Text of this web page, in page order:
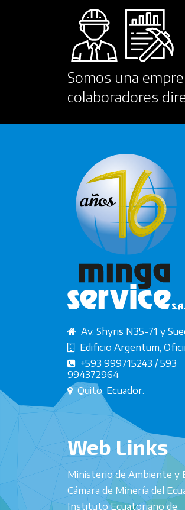
Somos una
colaboradores
Av. Shyris N35-71 y
Edificio Argentum,
+593 999715243 / 593
994372964
Quito, Ecuador.
Web Links
Ministerio de Ambiente y
Cámara de Minería del
Instituto Ecuatoriano de